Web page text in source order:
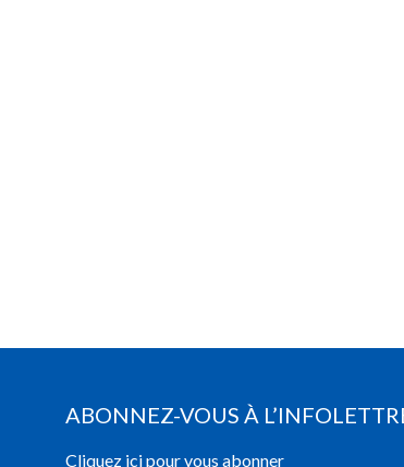
ABONNEZ-VOUS À
Cliquez ici pour vous abonner